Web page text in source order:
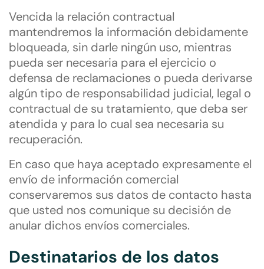
Vencida la relación contractual
mantendremos la información debidamente
bloqueada, sin darle ningún uso, mientras
pueda ser necesaria para el ejercicio o
defensa de reclamaciones o pueda derivarse
algún tipo de responsabilidad judicial, legal o
contractual de su tratamiento, que deba ser
atendida y para lo cual sea necesaria su
recuperación.
En caso que haya aceptado expresamente el
envío de información comercial
conservaremos sus datos de contacto hasta
que usted nos comunique su decisión de
anular dichos envíos comerciales.
Destinatarios de los datos